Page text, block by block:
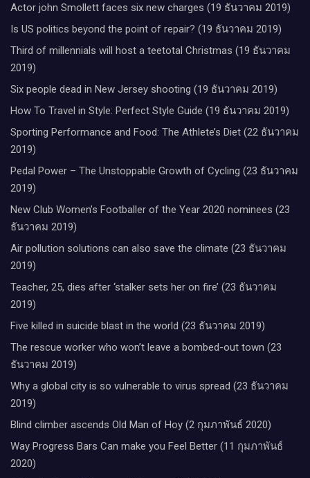
Actor john Smollett faces six new charges (19 ธันวาคม 2019)
Is US politics beyond the point of repair? (19 ธันวาคม 2019)
Third of millennials will host a teetotal Christmas (19 ธันวาคม
2019)
Six people dead in New Jersey shooting (19 ธันวาคม 2019)
How To Travel in Style: Perfect Style Guide (19 ธันวาคม 2019)
Sporting Performance and Food: The Athlete’s Diet (22 ธันวาคม
2019)
Pedal Power – The Unstoppable Growth of Cycling (23 ธันวาคม
2019)
New Club Women’s Footballer of the Year 2020 nominees (23
ธันวาคม 2019)
Air pollution solutions can also save the climate (23 ธันวาคม
2019)
Teacher, 25, dies after ‘stalker sets her on fire’ (23 ธันวาคม
2019)
Five killed in suicide blast in the world (23 ธันวาคม 2019)
The rescue worker who won’t leave a bombed-out town (23
ธันวาคม 2019)
Why a global city is so vulnerable to virus spread (23 ธันวาคม
2019)
Blind climber ascends Old Man of Hoy (2 กุมภาพันธ์ 2020)
Way Progress Bars Can make you Feel Better (11 กุมภาพันธ์
2020)